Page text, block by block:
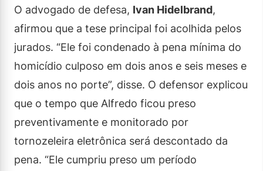
O advogado de defesa, Ivan Hidelbrand,
afirmou que a tese principal foi acolhida pelos
jurados. “Ele foi condenado à pena mínima do
homicídio culposo em dois anos e seis meses e
dois anos no porte”, disse. O defensor explicou
que o tempo que Alfredo ficou preso
preventivamente e monitorado por
tornozeleira eletrônica será descontado da
pena. “Ele cumpriu preso um período